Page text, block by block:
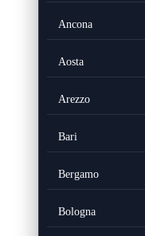
Ancona
Aosta
Arezzo
Bari
Bergamo
Bologna